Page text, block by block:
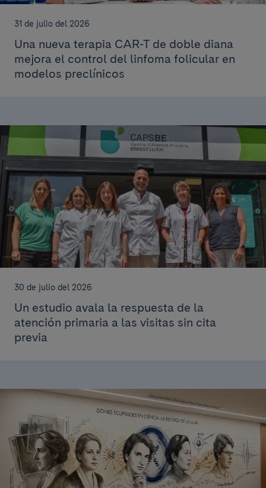
31 de julio del 2026
Una nueva terapia CAR-T de doble diana
mejora el control del linfoma folicular en
modelos preclínicos
30 de julio del 2026
Un estudio avala la respuesta de la
atención primaria a las visitas sin cita
previa